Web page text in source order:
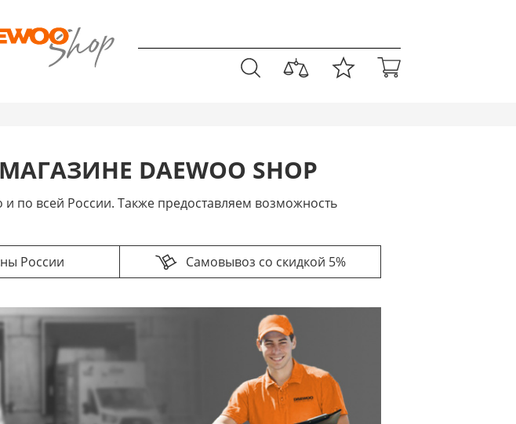
DAEWOO SHOP
по всей России. Также предоставляем возможность
России Самовывоз со скидкой 5%